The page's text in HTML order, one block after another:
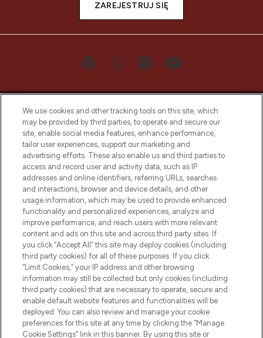
ZAREJESTRUJ SIĘ
Bądź pierwszą osobą, która dowie się o
najnowszych produktach, od niszowych i
uznanych marek, sezonowych trendach i
otrzyma ekskluzywne artykuły redakcyjne
z Sunday Supplement.
Zgoda na pliki cookie
Do Not Sell or Share My Personal
Information
POMOC & INFORMACJE
WAŻNE INFORMACJE
We use cookies and other tracking tools on this site, which
may be provided by third parties, to operate and secure our
site, enable social media features, enhance performance,
tailor user experiences, support our marketing and
advertising efforts. These also enable us and third parties to
access and record user and activity data, such as IP
addresses and online identifiers, referring URLs, searches
and interactions, browser and device details, and other
usage information, which may be used to provide enhanced
functionality and personalized experiences, analyze and
improve performance, and reach users with more relevant
content and ads on this site and across third party sites. If
you click “Accept All” this site may deploy cookies (including
third party cookies) for all of these purposes. If you click
“Limit Cookies,” your IP address and other browsing
information may still be collected but only cookies (including
third party cookies) that are necessary to operate, secure and
enable default website features and functionalities will be
deployed. You can also review and manage your cookie
preferences for this site at any time by clicking the “Manage
Cookie Settings” link in this banner. By using this site or